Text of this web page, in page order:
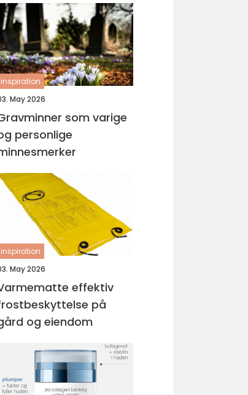
inspiration
May 2026
som varige
personlige
inspiration
May 2026
effektiv
på
og eiendom